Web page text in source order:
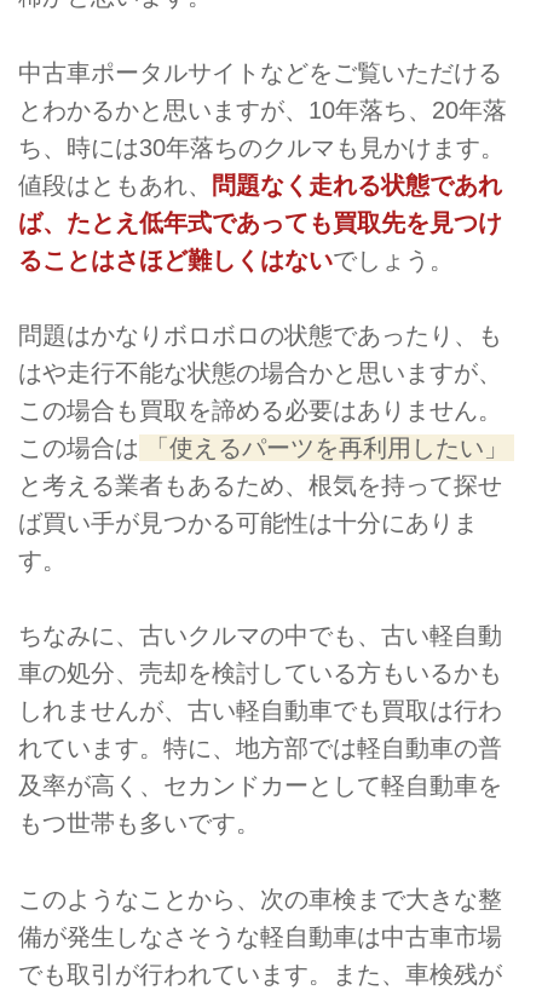
中古車ポータルサイトなどをご覧いただける
とわかるかと思いますが、10年落ち、20年落
ち、時には30年落ちのクルマも見かけます。
値段はともあれ、
問題なく走れる状態であれ
ば、たとえ低年式であっても買取先を見つけ
ることはさほど難しくはないでしょう。
問題はかなりボロボロの状態であったり、も
はや走行不能な状態の場合かと思いますが、
この場合も買取を諦める必要はありません。
この場合は
「使えるパーツを再利用したい」
と考える業者もあるため、根気を持って探せ
ば買い手が見つかる可能性は十分にありま
す。
ちなみに、古いクルマの中でも、古い軽自動
車の処分、売却を検討している方もいるかも
しれませんが、古い軽自動車でも買取は行わ
れています。特に、地方部では軽自動車の普
及率が高く、セカンドカーとして軽自動車を
もつ世帯も多いです。
このようなことから、次の車検まで大きな整
備が発生しなさそうな軽自動車は中古車市場
でも取引が行われています。また、車検残が